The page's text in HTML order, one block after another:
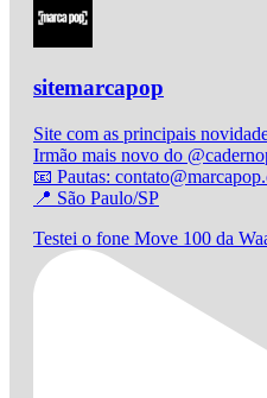
sitemarcapop
Site com as principais
Irmão mais novo do
📧 Pautas:
📍 São Paulo/SP
Testei o fone Move 100 da